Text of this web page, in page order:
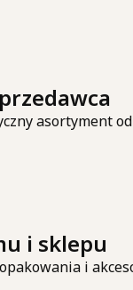
asortyment
i sklepu
i